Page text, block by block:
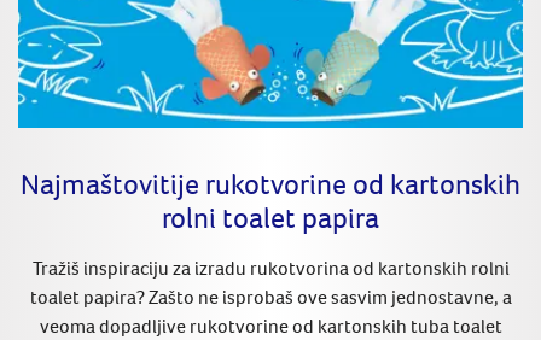
Najmaštovitije rukotvorine od kartonskih
rolni toalet papira
Tražiš inspiraciju za izradu rukotvorina od kartonskih rolni
toalet papira? Zašto ne isprobaš ove sasvim jednostavne, a
veoma dopadljive rukotvorine od kartonskih tuba toalet